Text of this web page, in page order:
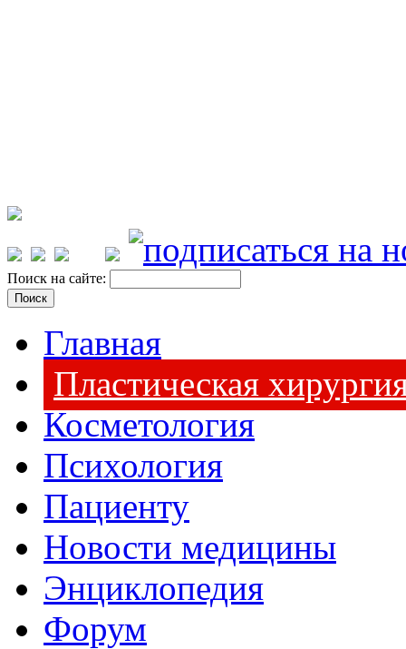
Поиск на сайте:
Главная
Пластическая
Косметология
Психология
Пациенту
Новости медицины
Энциклопедия
Форум